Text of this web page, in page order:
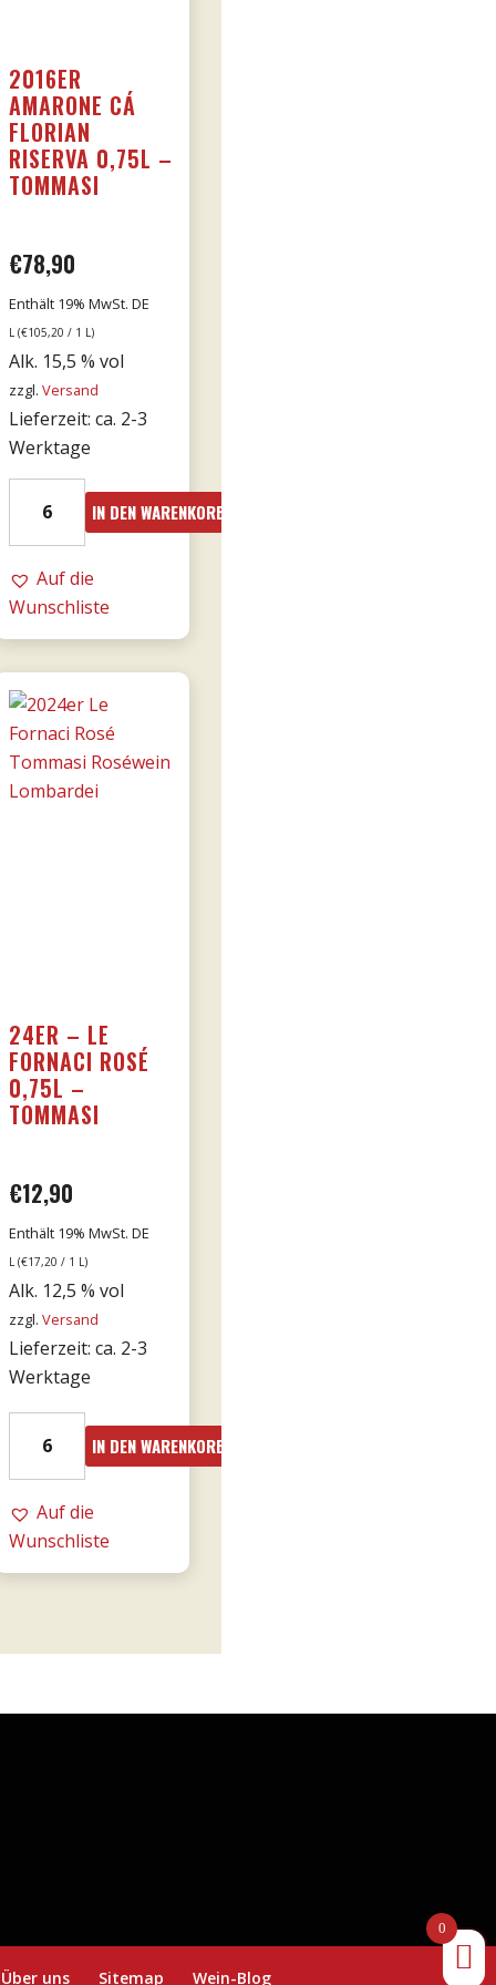
2016ER
AMARONE CÁ
FLORIAN
RISERVA 0,75L –
TOMMASI
€78,90
Enthält 19% MwSt. DE
L (€105,20 / 1 L)
Alk. 15,5 % vol
zzgl. Versand
Lieferzeit: ca. 2-3
Werktage
Amarone
Cá
Florian
RISERVA
0,75l
Tommasi
Menge
IN DEN WARENKORB
Auf die
Wunschliste
24ER – LE
FORNACI ROSÉ
0,75L –
TOMMASI
€12,90
Enthält 19% MwSt. DE
L (€17,20 / 1 L)
Alk. 12,5 % vol
zzgl. Versand
Lieferzeit: ca. 2-3
Werktage
Le
Fornaci
Rosé
0,75l
Menge
IN DEN WARENKORB
Auf die
Wunschliste
Über uns Sitemap Wein-Blog
0